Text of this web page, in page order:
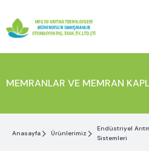
MEMRANLAR VE MEMRAN
Anasayfa Ürünlerimiz
Endüstriyel
Sistemleri